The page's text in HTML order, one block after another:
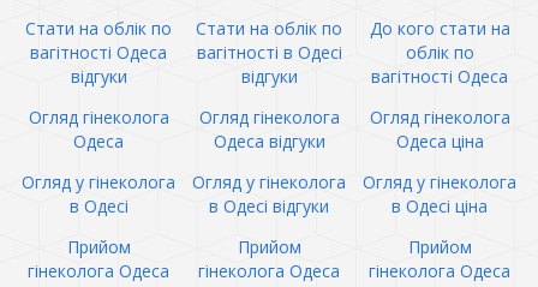
Стати на облік по
вагітності Одеса
відгуки
Стати на облік по
вагітності в Одесі
відгуки
До кого стати на
облік по
вагітності Одеса
Огляд гінеколога
Одеса
Огляд гінеколога
Одеса відгуки
Огляд гінеколога
Одеса ціна
Огляд у гінеколога
в Одесі
Огляд у гінеколога
в Одесі відгуки
Огляд у гінеколога
в Одесі ціна
Прийом
гінеколога Одеса
Прийом
гінеколога Одеса
Прийом
гінеколога Одеса